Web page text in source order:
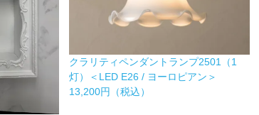
クラリティペンダントランプ2501（1
灯）＜LED E26 / ヨーロピアン＞
13,200円（税込）